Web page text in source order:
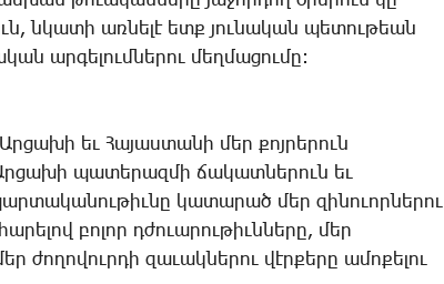
նկա­տի առ­նե­լէ ետք յու­նա­կան պե­տու­թեան
ար­գե­լում­նե­րու մեղ­մա­ցու­մը:
եւ ­Հա­յաս­տա­նի մեր քոյ­րե­րուն
պա­տե­րազ­մի ճա­կատ­նե­րուն եւ
կա­տա­րած մեր զի­նո­ւոր­նե­րու
բո­լոր դժո­ւա­րու­թիւն­նե­րը, մեր
ժո­ղո­վուր­դի զա­ւակ­նե­րու վէր­քե­րը ա­մո­քե­լու